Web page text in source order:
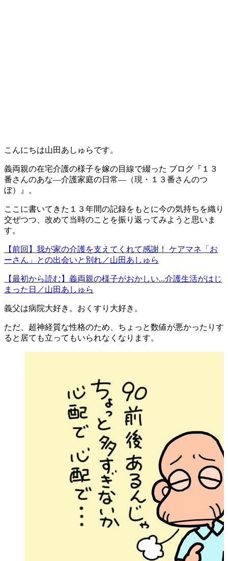
こんにちは山田あしゅらです。
義両親の在宅介護の様子を嫁の目線で綴った ブログ『１３
番さんのあな―介護家庭の日常―（現・１３番さんのつ
ぼ）』。
ここに書いてきた１３年間の記録をもとに今の気持ちを織り
交ぜつつ、改めて当時のことを振り返ってみようと思いま
す。
【前回】我が家の介護を支えてくれて感謝！ ケアマネ「お
ーさん」との出会いと別れ／山田あしゅら
【最初から読む】義両親の様子がおかしい...介護生活がはじ
まった日／山田あしゅら
義父は病院大好き。おくすり大好き。
ただ、超神経質な性格のため、ちょっと数値が悪かったりす
ると居ても立ってもいられなくなります。